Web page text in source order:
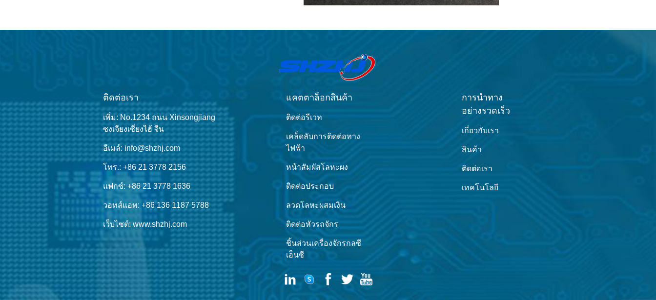
ติดต่อเรา
เพิ่ม: No.1234 ถนน Xinsongjiang
ซงเจียงเซี่ยงไฮ้ จีน
อีเมล์: info@shzhj.com
โทร.: +86 21 3778 2156
แฟกซ์: +86 21 3778 1636
วอทส์แอพ: +86 136 1187 5788
เว็บไซต์: www.shzhj.com
แคตตาล็อกสินค้า
ติดต่อรีเวท
เคล็ดลับการติดต่อทาง
ไฟฟ้า
หน้าสัมผัสโลหะผง
ติดต่อประกอบ
ลวดโลหะผสมเงิน
ติดต่อหัวรถจักร
ชิ้นส่วนเครื่องจักรกลซี
เอ็นซี
การนำทาง
อย่างรวดเร็ว
เกี่ยวกับเรา
สินค้า
ติดต่อเรา
เทคโนโลยี